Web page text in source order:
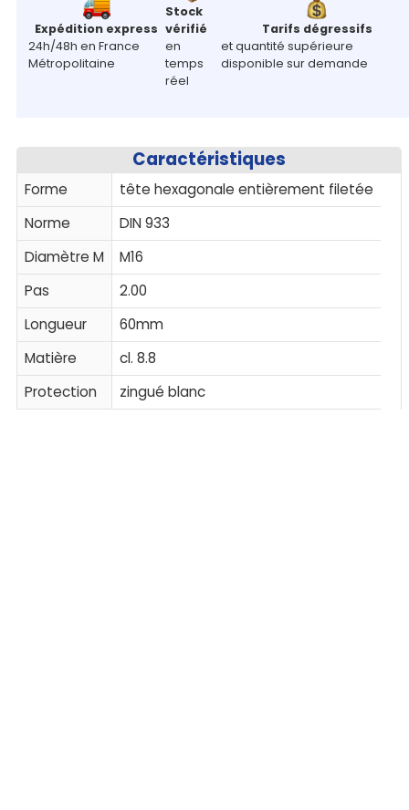
Expédition express
24h/48h en France
Métropolitaine
Stock
vérifié
en
temps
réel
Tarifs dégressifs
et quantité supérieure
disponible sur demande
Caractéristiques
Forme
tête hexagonale entièrement filetée
Norme
DIN 933
Diamètre M
M16
Pas
2.00
Longueur
60mm
Matière
cl. 8.8
Protection
zingué blanc